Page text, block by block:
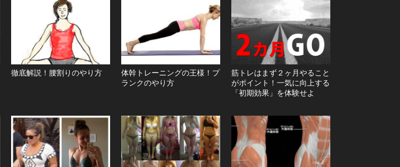
徹底解説！腰割りのやり方
体幹トレーニングの王様！プ
ランクのやり方
筋トレはまず２ヶ月やること
がポイント！一気に向上する
「初期効果」を体験せよ